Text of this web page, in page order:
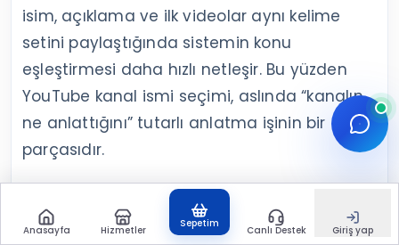
isim, açıklama ve ilk videolar aynı kelime
setini paylaştığında sistemin konu
eşleştirmesi daha hızlı netleşir. Bu yüzden
YouTube kanal ismi seçimi, aslında “kanalın
ne anlattığını” tutarlı anlatma işinin bir
parçasıdır.
Tutarlılık: isim–banner–açıklama–ilk
videolar
Anasayfa Hizmetler
Sepetim
Canlı Destek Giriş yap